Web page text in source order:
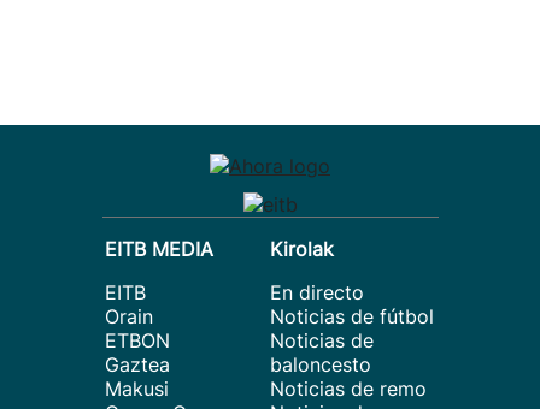
EITB MEDIA
EITB
Orain
ETBON
Gaztea
Makusi
Kirolak
En directo
Noticias de fútbol
Noticias de
baloncesto
Noticias de remo